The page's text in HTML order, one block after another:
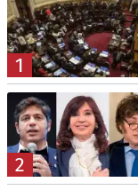
1
2